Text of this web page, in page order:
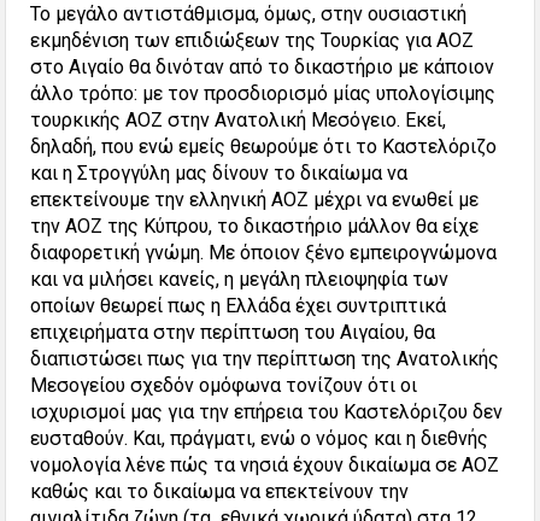
Το μεγάλο αντιστάθμισμα, όμως, στην ουσιαστική
εκμηδένιση των επιδιώξεων της Τουρκίας για ΑΟΖ
στο Αιγαίο θα δινόταν από το δικαστήριο με κάποιον
άλλο τρόπο: με τον προσδιορισμό μίας υπολογίσιμης
τουρκικής ΑΟΖ στην Ανατολική Μεσόγειο. Εκεί,
δηλαδή, που ενώ εμείς θεωρούμε ότι το Καστελόριζο
και η Στρογγύλη μας δίνουν το δικαίωμα να
επεκτείνουμε την ελληνική ΑΟΖ μέχρι να ενωθεί με
την ΑΟΖ της Κύπρου, το δικαστήριο μάλλον θα είχε
διαφορετική γνώμη. Με όποιον ξένο εμπειρογνώμονα
και να μιλήσει κανείς, η μεγάλη πλειοψηφία των
οποίων θεωρεί πως η Ελλάδα έχει συντριπτικά
επιχειρήματα στην περίπτωση του Αιγαίου, θα
διαπιστώσει πως για την περίπτωση της Ανατολικής
Μεσογείου σχεδόν ομόφωνα τονίζουν ότι οι
ισχυρισμοί μας για την επήρεια του Καστελόριζου δεν
ευσταθούν. Και, πράγματι, ενώ ο νόμος και η διεθνής
νομολογία λένε πώς τα νησιά έχουν δικαίωμα σε ΑΟΖ
καθώς και το δικαίωμα να επεκτείνουν την